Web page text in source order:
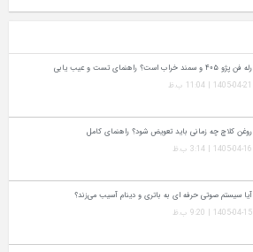
رله فن پژو ۴۰۵ و سمند خراب است؟ راهنمای تست و عیب‌ یابی
1405-04-21 | 11:04 ب.ظ
روغن کلاچ چه زمانی باید تعویض شود؟ راهنمای کامل
1405-04-16 | 3:14 ب.ظ
آیا سیستم صوتی حرفه‌ ای به باتری و دینام آسیب می‌زند؟
1405-04-15 | 9:20 ب.ظ